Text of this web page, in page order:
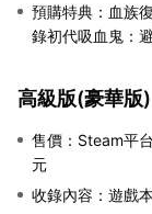
預購特典：血族
錄初代吸血鬼：
高級版(豪華版)
售價：Steam平
元
收錄內容：遊戲